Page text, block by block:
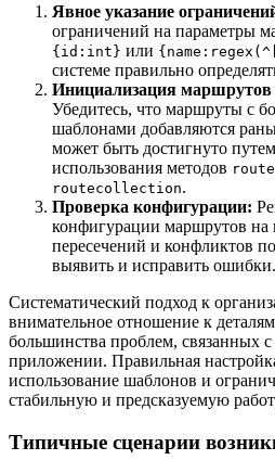
Явное указание
ограничений на параметры
{id:int} или
системе правильно
Инициализация маршрутов
Убедитесь, что маршруты с
шаблонами добавляются
может быть достигнуто
использования методов
routecollection.
Проверка конфигурации:
конфигурации маршрутов на
пересечений и конфликтов
выявить и исправить ошибки.
Систематический подход к
внимательное отношение к
большинства проблем, связанных
приложении. Правильная
использование шаблонов и
стабильную и предсказуемую
Типичные сценарии